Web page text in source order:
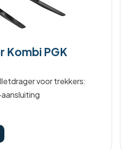
Kombi PGK
voor trekkers: